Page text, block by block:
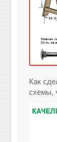
Как
схемы,